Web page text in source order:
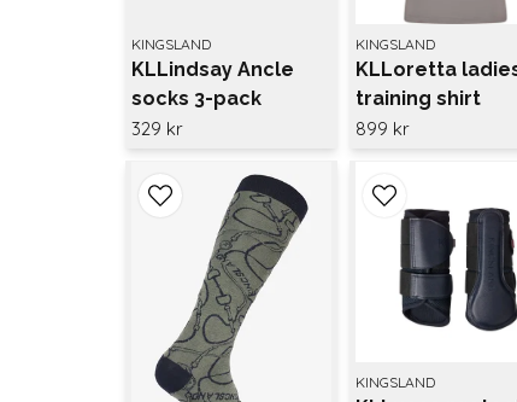
KINGSLAND
KLLindsay Ancle
socks 3-pack
Kingsland
329 kr
KINGSLAND
KLLoretta
training shirt
899 kr
KINGSLAND